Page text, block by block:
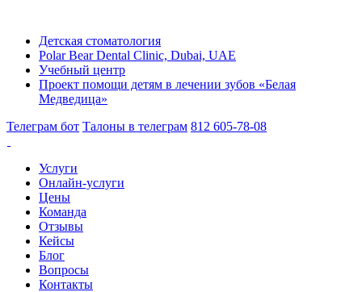
Детская стоматология
Polar Bear Dental Clinic, Dubai, UAE
Учебный центр
Проект помощи детям в лечении зубов «Белая
Медведица»
Телеграм бот Талоны в телеграм 812 605-78-08
Услуги
Онлайн-услуги
Цены
Команда
Отзывы
Кейсы
Блог
Вопросы
Контакты